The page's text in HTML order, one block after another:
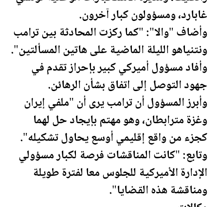
غابارد، ومسؤولون كبار آخرون.
وأضاف "والا": "كما ركزت المحادثة بينترامب
ونتنياهو الليلة الماضية على هاتين المسألتين".
وأفاد مسؤول أميركي كبير بإحراز تقدم في
جهود التوصل إلى اتفاق بشأن الرهائن.
وأبرز المسؤول أنترامبيرى أن "ملفي إيران
وغزة مترابطان، وهو مهتم بإيجاد حل لهما
كجزء من واقع إقليمي أوسع يحاول تشكيله".
وتابع: "كانت المناقشات فرصة لكبار مسؤولي
الإدارة الأميركية للجلوس معا لفترة طويلة
ومناقشة هذه القضايا".